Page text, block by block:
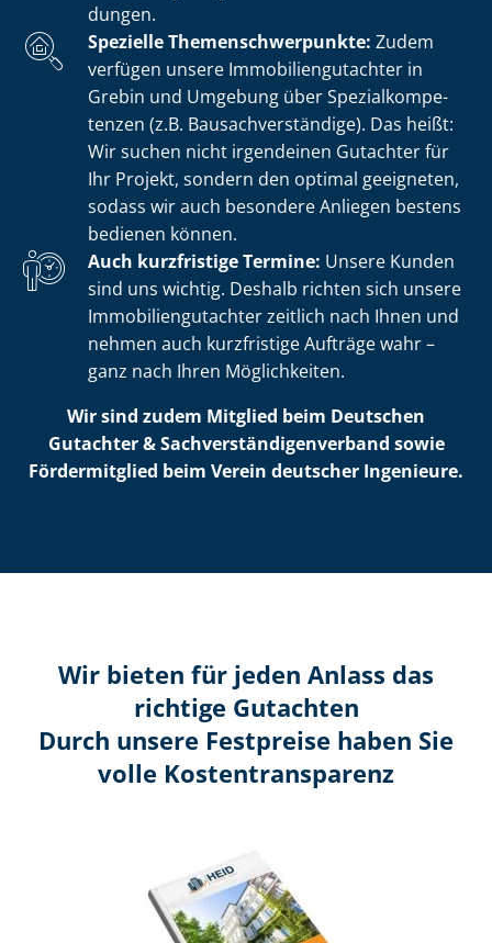
dun­gen.
Spezielle The­men­schwer­punk­te: Zudem
verfügen unsere Im­mo­bi­li­en­gut­ach­ter in
Grebin und Umgebung über Spe­zi­al­kom­pe­
ten­zen (z.B. Bau­sach­ver­stän­di­ge). Das heißt:
Wir suchen nicht irgendeinen Gutachter für
Ihr Projekt, sondern den optimal geeigneten,
sodass wir auch besondere Anliegen bestens
bedienen können.
Auch kurzfristige Termine: Unsere Kunden
sind uns wichtig. Deshalb richten sich unsere
Im­mo­bi­li­en­gut­ach­ter zeitlich nach Ihnen und
nehmen auch kurzfristige Aufträge wahr –
ganz nach Ihren Möglichkeiten.
Wir sind zudem Mitglied beim Deutschen
Gutachter & Sach­ver­stän­di­gen­ver­band sowie
Fördermitglied beim Verein deutscher Ingenieure.
Wir bieten für jeden Anlass das
richtige Gutachten
Durch unsere Festpreise haben Sie
volle Kosten­transparenz